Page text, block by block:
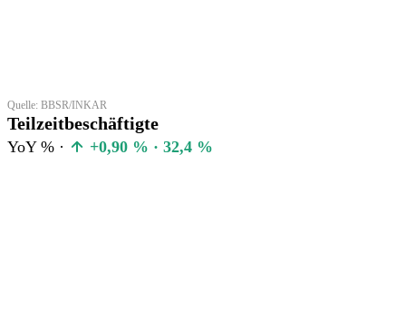
Quelle: BBSR/INKAR
Teilzeitbeschäftigte
YoY % · +0,90 % · 32,4 %